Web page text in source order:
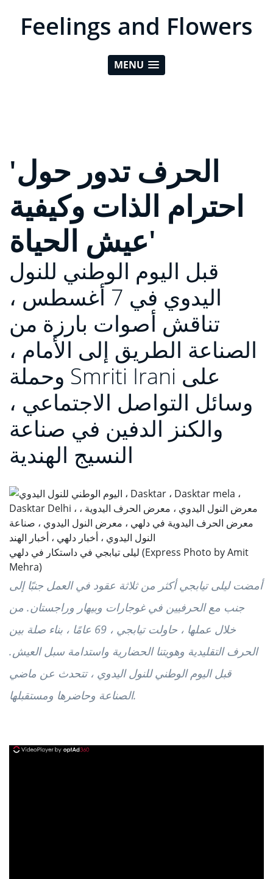
Feelings and Flowers
MENU
'الحرف تدور حول
احترام الذات وكيفية
عيش الحياة'
قبل اليوم الوطني للنول
اليدوي في 7 أغسطس ،
تناقش أصوات بارزة من
الصناعة الطريق إلى الأمام ،
وحملة Smriti Irani على
وسائل التواصل الاجتماعي ،
والكنز الدفين في صناعة
النسيج الهندية
ليلى تيابجي في داستكار في دلهي (Express Photo by Amit
Mehra)
أمضت ليلى تيابجي أكثر من ثلاثة عقود في العمل جنبًا إلى
جنب مع الحرفيين في غوجارات وبيهار وراجستان. من
خلال عملها ، حاولت تيابجي ، 69 عامًا ، بناء صلة بين
الحرف التقليدية وهويتنا الحضارية واستدامة سبل العيش.
قبل اليوم الوطني للنول اليدوي ، تتحدث عن ماضي
الصناعة وحاضرها ومستقبلها.